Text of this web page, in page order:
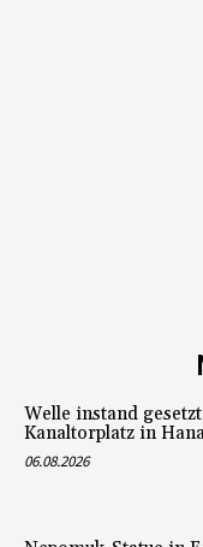
Welle instand
Kanaltorplatz in
06.08.2026